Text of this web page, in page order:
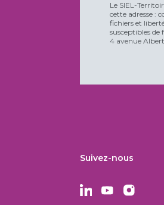
Le SIEL-
cette adresse :
fichiers et
susceptibles
4 avenue
Suivez-nous